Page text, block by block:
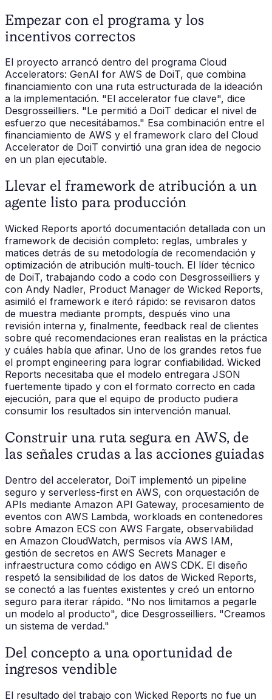
Empezar con el programa y los
incentivos correctos
El proyecto arrancó dentro del programa Cloud
Accelerators: GenAI for AWS de DoiT, que combina
financiamiento con una ruta estructurada de la ideación
a la implementación. "El accelerator fue clave", dice
Desgrosseilliers. "Le permitió a DoiT dedicar el nivel de
esfuerzo que necesitábamos." Esa combinación entre el
financiamiento de AWS y el framework claro del Cloud
Accelerator de DoiT convirtió una gran idea de negocio
en un plan ejecutable.
Llevar el framework de atribución a un
agente listo para producción
Wicked Reports aportó documentación detallada con un
framework de decisión completo: reglas, umbrales y
matices detrás de su metodología de recomendación y
optimización de atribución multi-touch. El líder técnico
de DoiT, trabajando codo a codo con Desgrosseilliers y
con Andy Nadler, Product Manager de Wicked Reports,
asimiló el framework e iteró rápido: se revisaron datos
de muestra mediante prompts, después vino una
revisión interna y, finalmente, feedback real de clientes
sobre qué recomendaciones eran realistas en la práctica
y cuáles había que afinar. Uno de los grandes retos fue
el prompt engineering para lograr confiabilidad. Wicked
Reports necesitaba que el modelo entregara JSON
fuertemente tipado y con el formato correcto en cada
ejecución, para que el equipo de producto pudiera
consumir los resultados sin intervención manual.
Construir una ruta segura en AWS, de
las señales crudas a las acciones guiadas
Dentro del accelerator, DoiT implementó un pipeline
seguro y serverless-first en AWS, con orquestación de
APIs mediante Amazon API Gateway, procesamiento de
eventos con AWS Lambda, workloads en contenedores
sobre Amazon ECS con AWS Fargate, observabilidad
en Amazon CloudWatch, permisos vía AWS IAM,
gestión de secretos en AWS Secrets Manager e
infraestructura como código en AWS CDK. El diseño
respetó la sensibilidad de los datos de Wicked Reports,
se conectó a las fuentes existentes y creó un entorno
seguro para iterar rápido. "No nos limitamos a pegarle
un modelo al producto", dice Desgrosseilliers. "Creamos
un sistema de verdad."
Del concepto a una oportunidad de
ingresos vendible
El resultado del trabajo con Wicked Reports no fue un